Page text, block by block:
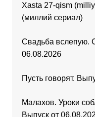
Xasta 27-qism
(миллий сериал)
Свадьба вслепую.
06.08.2026
Пусть говорят.
Малахов. Уроки
Выпуск от